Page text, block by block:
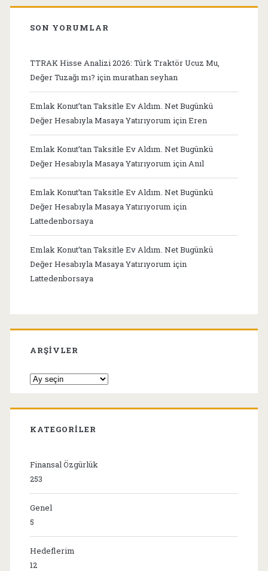
SON YORUMLAR
TTRAK Hisse Analizi 2026: Türk Traktör Ucuz Mu,
Değer Tuzağı mı? içinmurathan seyhan
Emlak Konut’tan Taksitle Ev Aldım. Net Bugünkü
Değer Hesabıyla Masaya Yatırıyorum içinEren
Emlak Konut’tan Taksitle Ev Aldım. Net Bugünkü
Değer Hesabıyla Masaya Yatırıyorum içinAnıl
Emlak Konut’tan Taksitle Ev Aldım. Net Bugünkü
Değer Hesabıyla Masaya Yatırıyorum için
Lattedenborsaya
Emlak Konut’tan Taksitle Ev Aldım. Net Bugünkü
Değer Hesabıyla Masaya Yatırıyorum için
Lattedenborsaya
ARŞIVLER
Arşivler
KATEGORILER
Finansal Özgürlük
253
Genel
5
Hedeflerim
12